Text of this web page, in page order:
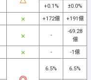
+0.1%
±0.0%
+172億 +191億
-
-69.28
億
- -1億
6.5% 6.5%